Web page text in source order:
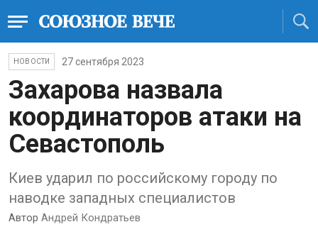
НОВОСТИ 27 сентября 2023
Захарова назвала
координаторов атаки на
Севастополь
Киев ударил по российскому городу по
наводке западных специалистов
Автор Андрей Кондратьев